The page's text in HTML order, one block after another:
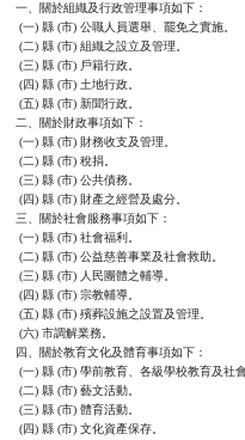
一、關於組織及行政管理事項如下：
(一) 縣 (市) 公職人員選舉、罷免之實施。
(二) 縣 (市) 組織之設立及管理。
(三) 縣 (市) 戶籍行政。
(四) 縣 (市) 土地行政。
(五) 縣 (市) 新聞行政。
二、關於財政事項如下：
(一) 縣 (市) 財務收支及管理。
(二) 縣 (市) 稅捐。
(三) 縣 (市) 公共債務。
(四) 縣 (市) 財產之經營及處分。
三、關於社會服務事項如下：
(一) 縣 (市) 社會福利。
(二) 縣 (市) 公益慈善事業及社會救助。
(三) 縣 (市) 人民團體之輔導。
(四) 縣 (市) 宗教輔導。
(五) 縣 (市) 殯葬設施之設置及管理。
(六) 市調解業務。
四、關於教育文化及體育事項如下：
(一) 縣 (市) 學前教育、各級學校教育及社
(二) 縣 (市) 藝文活動。
(三) 縣 (市) 體育活動。
(四) 縣 (市) 文化資產保存。